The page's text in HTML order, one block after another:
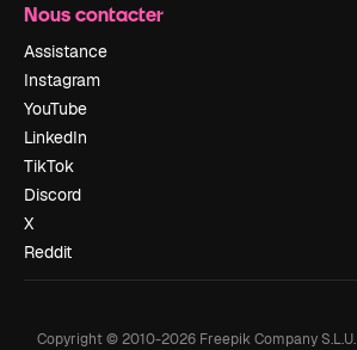
Nous contacter
Assistance
Instagram
YouTube
LinkedIn
TikTok
Discord
X
Reddit
Copyright © 2010-2026 Freepik Company S.L.U.